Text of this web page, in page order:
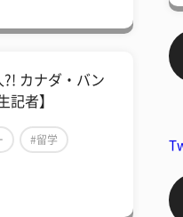
カナダ・バン
記者】
#留学